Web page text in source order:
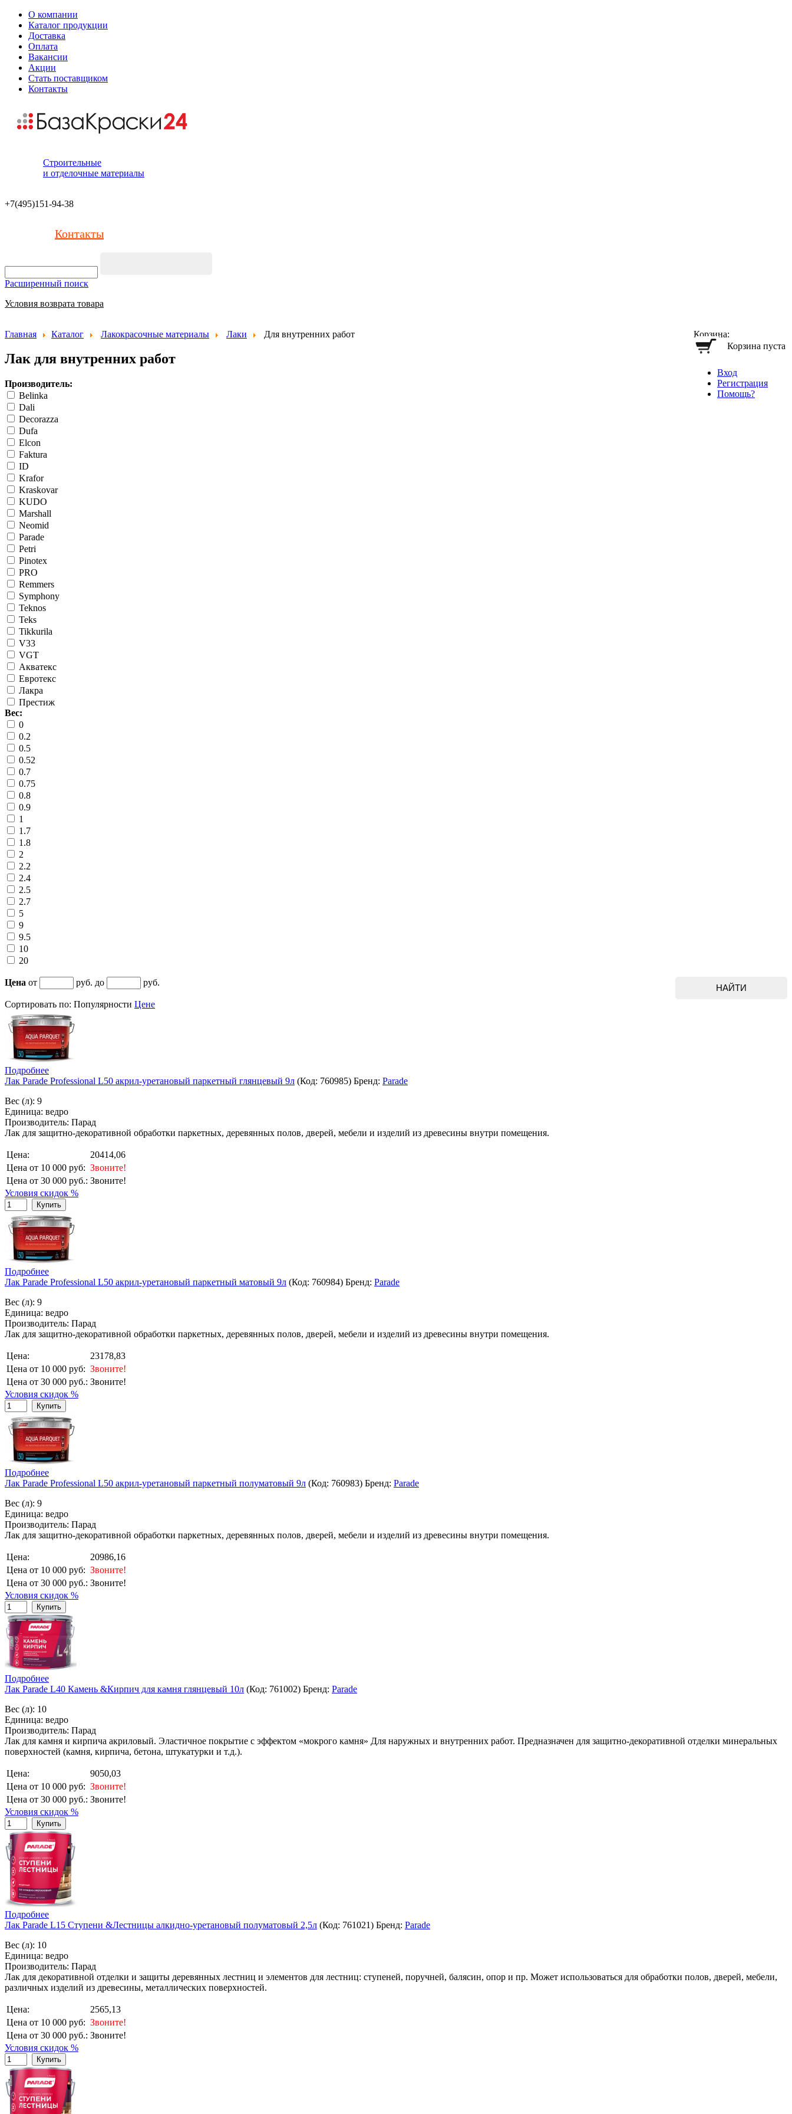
О компании
Каталог продукции
Доставка
Оплата
Вакансии
Акции
Стать поставщиком
Контакты
Строительные
и отделочные материалы
+7(495)151-94-38
Контакты
Расширенный поиск
Условия возврата товара
Корзина:
Корзина пуста
Вход
Регистрация
Помощь?
Главная Каталог Лакокрасочные материалы Лаки Для внутренних работ
Лак для внутренних работ
Производитель:
Belinka
Dali
Decorazza
Dufa
Elcon
Faktura
ID
Krafor
Kraskovar
KUDO
Marshall
Neomid
Parade
Petri
Pinotex
PRO
Remmers
Symphony
Teknos
Teks
Tikkurila
V33
VGT
Акватекс
Евротекс
Лакра
Престиж
Вес:
0
0.2
0.5
0.52
0.7
0.75
0.8
0.9
1
1.7
1.8
2
2.2
2.4
2.5
2.7
5
9
9.5
10
20
Цена от руб. до руб.
Сортировать по: Популярности Цене
Подробнее
Лак Parade Professional L50 акрил-уретановый паркетный глянцевый 9л (Код: 760985) Бренд: Parade
Вес (л): 9
Единица: ведро
Производитель: Парад
Лак для защитно-декоративной обработки паркетных, деревянных полов, дверей, мебели и изделий из древесины внутри помещения.
Цена:
20414,06
Цена от 10 000 руб: Звоните!
Цена от 30 000 руб.: Звоните!
Условия скидок %
Купить
Подробнее
Лак Parade Professional L50 акрил-уретановый паркетный матовый 9л (Код: 760984) Бренд: Parade
Вес (л): 9
Единица: ведро
Производитель: Парад
Лак для защитно-декоративной обработки паркетных, деревянных полов, дверей, мебели и изделий из древесины внутри помещения.
Цена:
23178,83
Цена от 10 000 руб: Звоните!
Цена от 30 000 руб.: Звоните!
Условия скидок %
Купить
Подробнее
Лак Parade Professional L50 акрил-уретановый паркетный полуматовый 9л (Код: 760983) Бренд: Parade
Вес (л): 9
Единица: ведро
Производитель: Парад
Лак для защитно-декоративной обработки паркетных, деревянных полов, дверей, мебели и изделий из древесины внутри помещения.
Цена:
20986,16
Цена от 10 000 руб: Звоните!
Цена от 30 000 руб.: Звоните!
Условия скидок %
Купить
Подробнее
Лак Parade L40 Камень &Кирпич для камня глянцевый 10л (Код: 761002) Бренд: Parade
Вес (л): 10
Единица: ведро
Производитель: Парад
Лак для камня и кирпича акриловый. Эластичное покрытие с эффектом «мокрого камня» Для наружных и внутренних работ. Предназначен для защитно-декоративной отделки минеральных
поверхностей (камня, кирпича, бетона, штукатурки и т.д.).
Цена:
9050,03
Цена от 10 000 руб: Звоните!
Цена от 30 000 руб.: Звоните!
Условия скидок %
Купить
Подробнее
Лак Parade L15 Ступени &Лестницы алкидно-уретановый полуматовый 2,5л (Код: 761021) Бренд: Parade
Вес (л): 10
Единица: ведро
Производитель: Парад
Лак для декоративной отделки и защиты деревянных лестниц и элементов для лестниц: ступеней, поручней, балясин, опор и пр. Может использоваться для обработки полов, дверей, мебели,
различных изделий из древесины, металлических поверхностей.
Цена:
2565,13
Цена от 10 000 руб: Звоните!
Цена от 30 000 руб.: Звоните!
Условия скидок %
Купить